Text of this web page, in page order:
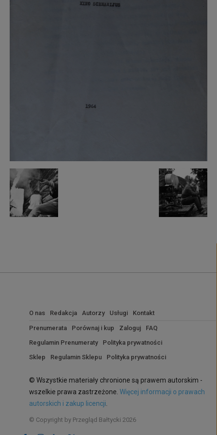
O nas Redakcja Autorzy Usługi Kontakt
Prenumerata Porównaj i kup Zaloguj
FAQ
Regulamin Prenumeraty
Polityka prywatności
Sklep
Regulamin Sklepu Polityka prywatności
© Wszystkie materiały chronione są prawem autorskim -
wszelkie prawa zastrzeżone. Więcej informacji o prawach
autorskich i zakup licencji
© Copyright by Przegląd Bałtycki 2026